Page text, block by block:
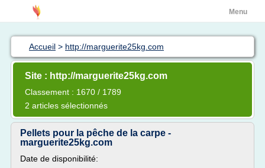
Menu
Accueil > http://marguerite25kg.com
Site : http://marguerite25kg.com
Classement : 1670 / 1789
2 articles sélectionnés
Pellets pour la pêche de la carpe -
marguerite25kg.com
Date de disponibilité: